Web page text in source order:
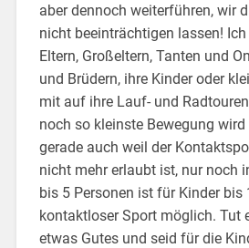
aber dennoch weiterführen, wir
nicht beeinträchtigen lassen!
Eltern, Großeltern, Tanten und
und Brüdern, ihre Kinder oder
mit auf ihre Lauf- und
noch so kleinste Bewegung
gerade auch weil der
nicht mehr erlaubt ist, nur noch
bis 5 Personen ist für Kinder bis
kontaktloser Sport möglich. Tut
etwas Gutes und seid für die